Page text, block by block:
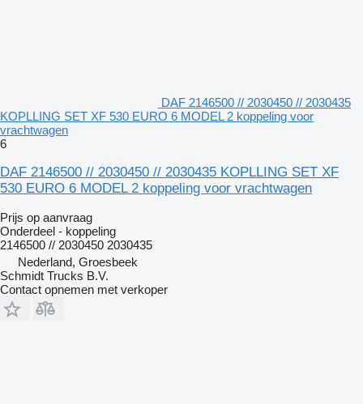
DAF 2146500 // 2030450 // 2030435
KOPLLING SET XF 530 EURO 6 MODEL 2 koppeling voor
vrachtwagen
6
DAF 2146500 // 2030450 // 2030435 KOPLLING SET XF
530 EURO 6 MODEL 2 koppeling voor vrachtwagen
Prijs op aanvraag
Onderdeel - koppeling
2146500 // 2030450 2030435
Nederland, Groesbeek
Schmidt Trucks B.V.
Contact opnemen met verkoper